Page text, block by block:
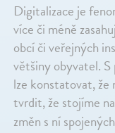
Digitalizace je
více či méně
obcí či veřejných
většiny obyvatel.
lze konstatovat, že
tvrdit, že stojíme
změn s ní